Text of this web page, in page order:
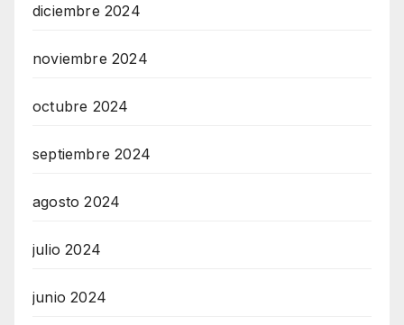
diciembre 2024
noviembre 2024
octubre 2024
septiembre 2024
agosto 2024
julio 2024
junio 2024